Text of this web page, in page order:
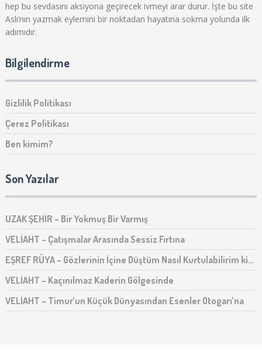
hep bu sevdasını aksiyona geçirecek ivmeyi arar durur. İşte bu site
Aslı‘nın yazmak eylemini bir noktadan hayatına sokma yolunda ilk
adımıdır.
Bilgilendirme
Gizlilik Politikası
Çerez Politikası
Ben kimim?
Son Yazılar
UZAK ŞEHİR – Bir Yokmuş Bir Varmış
VELİAHT – Çatışmalar Arasında Sessiz Fırtına
EŞREF RÜYA – Gözlerinin İçine Düştüm Nasıl Kurtulabilirim ki…
VELİAHT – Kaçınılmaz Kaderin Gölgesinde
VELİAHT – Timur’un Küçük Dünyasından Esenler Otogarı’na